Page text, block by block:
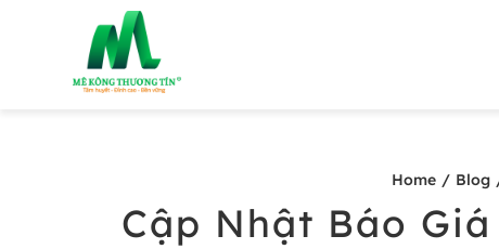
Home Blog
Cập Nhật Báo